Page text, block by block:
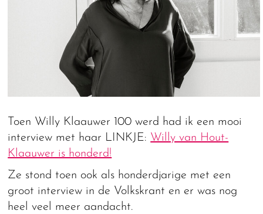
Toen Willy Klaauwer 100 werd had ik een mooi
interview met haar LINKJE: Willy van Hout-
Klaauwer is honderd!
Ze stond toen ook als honderdjarige met een
groot interview in de Volkskrant en er was nog
heel veel meer aandacht.